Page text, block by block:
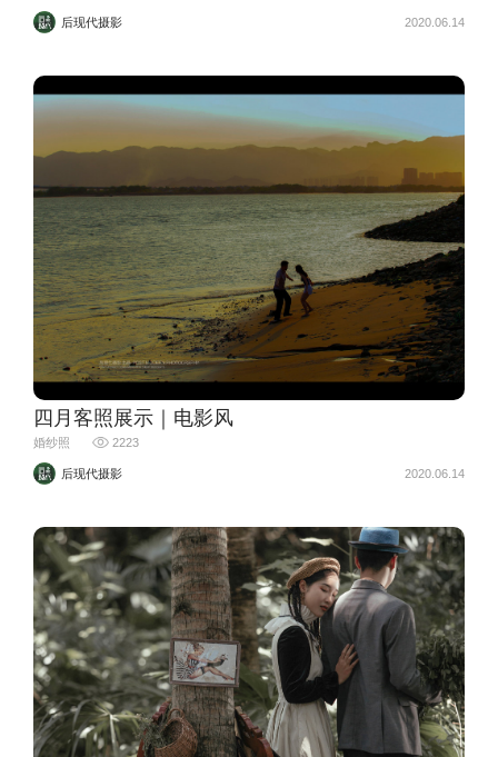
后现代摄影 2020.06.14
四月客照展示｜电影风
婚纱照 2223
后现代摄影 2020.06.14